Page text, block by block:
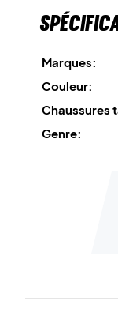
Marques:
Couleur:
Chaussures
Genre: